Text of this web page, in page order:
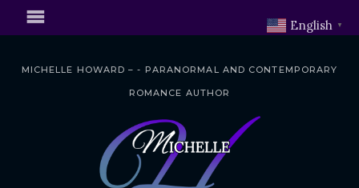
MICHELLE HOWARD – - PARANORMAL AND CONTEMPORARY
ROMANCE AUTHOR
English ▼